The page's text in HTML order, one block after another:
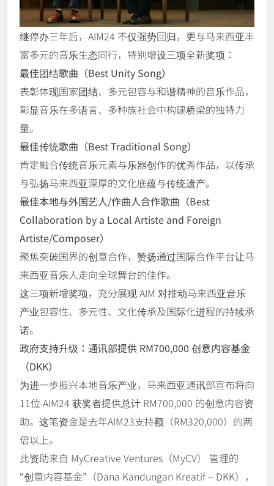
继停办三年后，AIM24 不仅强势回归，更与马来西亚丰
富多元的音乐生态同行，特别增设三项全新奖项：
最佳团结歌曲（Best Unity Song）
表彰体现国家团结、多元包容与和谐精神的音乐作品，
彰显音乐在多语言、多种族社会中构建桥梁的独特力
量。
最佳传统歌曲（Best Traditional Song）
肯定融合传统音乐元素与乐器创作的优秀作品，以传承
与弘扬马来西亚深厚的文化底蕴与传统遗产。
最佳本地与外国艺人/作曲人合作歌曲（Best
Collaboration by a Local Artiste and Foreign
Artiste/Composer）
聚焦突破国界的创意合作，赞扬通过国际合作平台让马
来西亚音乐人走向全球舞台的佳作。
这三项新增奖项，充分展现 AIM 对推动马来西亚音乐
产业包容性、多元性、文化传承及国际化进程的持续承
诺。
政府支持升级：通讯部提供 RM700,000 创意内容基金
（DKK）
为进一步振兴本地音乐产业，马来西亚通讯部宣布将向
11位 AIM24 获奖者提供总计 RM700,000 的创意内容资
助。这笔资金是去年AIM23支持额（RM320,000）的两
倍以上。
此资助来自 MyCreative Ventures（MyCV） 管理的
“创意内容基金”（Dana Kandungan Kreatif – DKK），